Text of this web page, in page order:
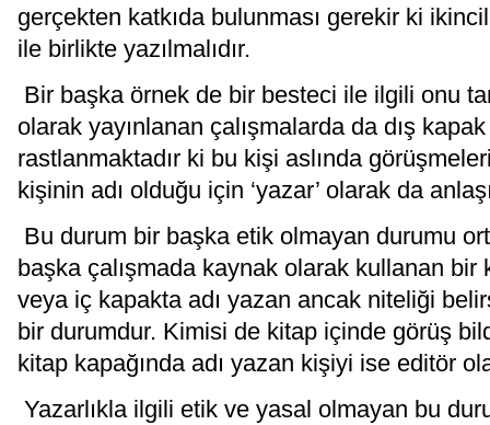
gerçekten katkıda bulunması gerekir ki
ile birlikte yazılmalıdır.
Bir başka örnek de bir besteci ile ilgili onu
olarak yayınlanan çalışmalarda da dış
rastlanmaktadır ki bu kişi aslında
kişinin adı olduğu için ‘yazar’ olarak da
Bu durum bir başka etik olmayan durumu
başka çalışmada kaynak olarak kullanan bir
veya iç kapakta adı yazan ancak niteliği
bir durumdur. Kimisi de kitap içinde görüş
kitap kapağında adı yazan kişiyi ise editör
Yazarlıkla ilgili etik ve yasal olmayan bu